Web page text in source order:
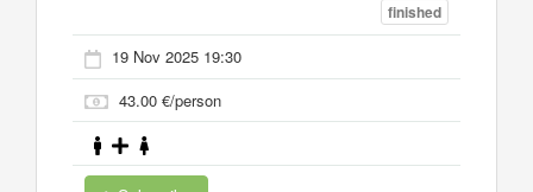
finished
19 Nov 2025 19:30
43.00 €/person